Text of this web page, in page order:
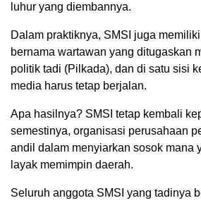
luhur yang diembannya.
Dalam praktiknya, SMSI juga memiliki
bernama wartawan yang ditugaskan
politik tadi (Pilkada), dan di satu sisi
media harus tetap berjalan.
Apa hasilnya? SMSI tetap kembali
semestinya, organisasi perusahaan
andil dalam menyiarkan sosok mana
layak memimpin daerah.
Seluruh anggota SMSI yang tadinya